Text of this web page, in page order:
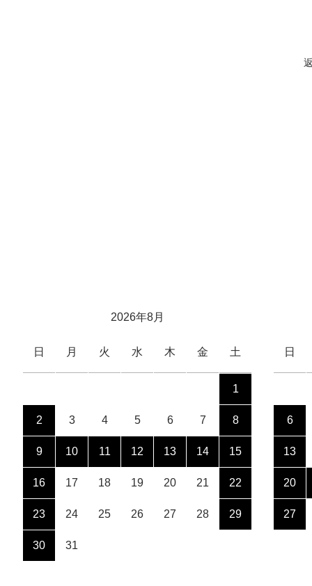
2026年8月
日 月 火 水 木 金 土
1
2 3 4 5 6 7 8
9 10 11 12 13 14 15
16 17 18 19 20 21 22
23 24 25 26 27 28 29
30 31
日
6
13
20
27